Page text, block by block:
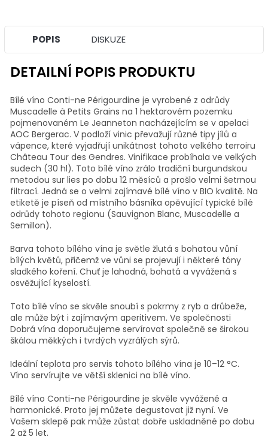
POPIS DISKUZE
DETAILNÍ POPIS PRODUKTU
Bílé víno Conti-ne Périgourdine je vyrobené z odrůdy
Muscadelle à Petits Grains na 1 hektarovém pozemku
pojmenovaném Le Jeanneton nacházejícím se v apelaci
AOC Bergerac. V podloží vinic převažují různé tipy jílů a
vápence, které vyjadřují unikátnost tohoto velkého terroiru
Château Tour des Gendres. Vinifikace probíhala ve velkých
sudech (30 hl). Toto bílé víno zrálo tradiční burgundskou
metodou sur lies po dobu 12 měsíců a prošlo velmi šetrnou
filtrací. Jedná se o velmi zajímavé bílé víno v BIO kvalitě. Na
etiketě je píseň od místního básníka opěvující typické bílé
odrůdy tohoto regionu (Sauvignon Blanc, Muscadelle a
Semillon).
Barva tohoto bílého vína je světle žlutá s bohatou vůní
bílých květů, přičemž ve vůni se projevují i některé tóny
sladkého koření. Chuť je lahodná, bohatá a vyvážená s
osvěžující kyselostí.
Toto bílé víno se skvěle snoubí s pokrmy z ryb a drůbeže,
ale může být i zajímavým aperitivem. Ve společnosti
Dobrá vína doporučujeme servírovat společně se širokou
škálou měkkých i tvrdých vyzrálých sýrů.
Ideální teplota pro servis tohoto bílého vína je 10–12 °C.
Víno servírujte ve větší sklenici na bílé víno.
Bílé víno Conti-ne Périgourdine je skvěle vyvážené a
harmonické. Proto jej můžete degustovat již nyní. Ve
Vašem sklepě pak může zůstat dobře uskladněné po dobu
2 až 5 let.